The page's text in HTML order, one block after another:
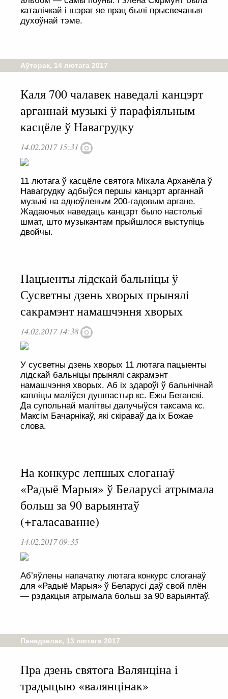
каталічкай і шэраг яе прац былі прысвечаныя
духоўнай тэме.
Аўторак, 14 лютага 2017
Каля 700 чалавек наведалі канцэрт
арганнай музыкі ў парафіяльным
касцёле ў Навагрудку
14.02.2017 15:31
11 лютага ў касцёле святога Міхала Арханёла ў
Навагрудку адбыўся першы канцэрт арганнай
музыкі на адноўленым 200-гадовым аргане.
Жадаючых наведаць канцэрт было настолькі
шмат, што музыкантам прыйшлося выступіць
двойчы.
Пацыенты лідскай бальніцы ў
Сусветны дзень хворых прынялі
сакрамэнт намашчэння хворых
14.02.2017 14:38
У сусветны дзень хворых 11 лютага пацыенты
лідскай бальніцы прынялі сакрамэнт
намашчэння хворых. Аб іх здароўі ў бальнічнай
капліцы маліўся душпастыр кс. Ежы Беганскі.
Да супольнай малітвы далучыўся таксама кс.
Максім Бачарнікаў, які скіраваў да іх Божае
слова.
На конкурс лепшых слоганаў
«Радыё Марыя» ў Беларусі атрымала
больш за 90 варыянтаў
(+галасаванне)
14.02.2017 09:35
Аб’яўлены напачатку лютага конкурс слоганаў
для «Радыё Марыя» ў Беларусі даў свой плён
— рэдакцыя атрымала больш за 90 варыянтаў.
Панядзелак, 13 лютага 2017
Пра дзень святога Валянціна і
традыцыю «валянцінак»